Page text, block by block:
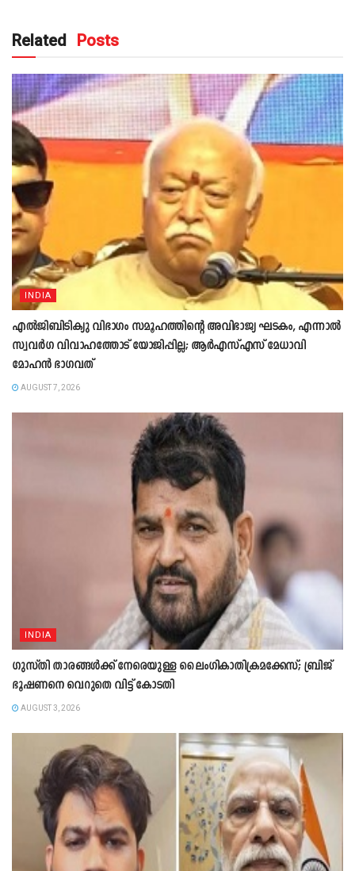
Related Posts
INDIA
എൽജിബിടിക്യു വിഭാഗം സമൂഹത്തിന്റെ അവിഭാജ്യ ഘടകം, എന്നാൽ
സ്വവർഗ വിവാഹത്തോട് യോജിപ്പില്ല; ആർഎസ്എസ് മേധാവി
മോഹൻ ഭാഗവത്
AUGUST 7, 2026
INDIA
ഗുസ്തി താരങ്ങൾക്ക് നേരെയുള്ള ലൈംഗികാതിക്രമക്കേസ്; ബ്രിജ്
ഭൂഷണനെ വെറുതെ വിട്ട് കോടതി
AUGUST 3, 2026